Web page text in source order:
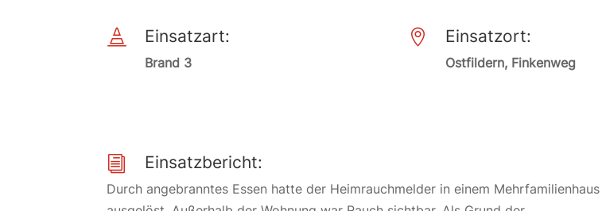
 Einsatzart:
Brand 3
 Einsatzort:
Ostfildern, Finkenweg
i Einsatzbericht:
Durch angebranntes Essen hatte der Heimrauchmelder in einem Mehrfamilienhaus